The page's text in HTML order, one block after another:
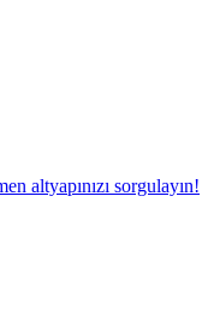
altyapınızı sorgulayın!